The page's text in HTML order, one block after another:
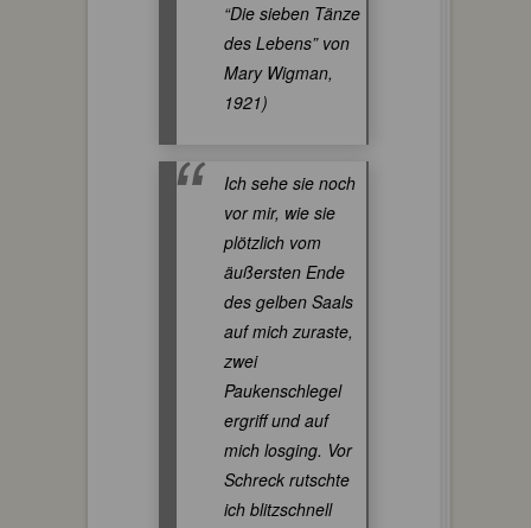
“Die sieben Tänze
des Lebens” von
Mary Wigman,
1921)
Ich sehe sie noch
vor mir, wie sie
plötzlich vom
äußersten Ende
des gelben Saals
auf mich zuraste,
zwei
Paukenschlegel
ergriff und auf
mich losging. Vor
Schreck rutschte
ich blitzschnell